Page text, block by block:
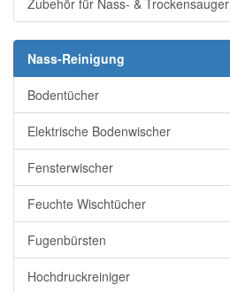
Zubehör für Nass- & Trockensauger
Nass-Reinigung
Bodentücher
Elektrische Bodenwischer
Fensterwischer
Feuchte Wischtücher
Fugenbürsten
Hochdruckreiniger